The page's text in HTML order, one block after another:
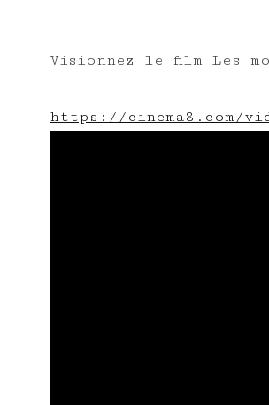
Visionnez le film Les
https://cinema8.com/